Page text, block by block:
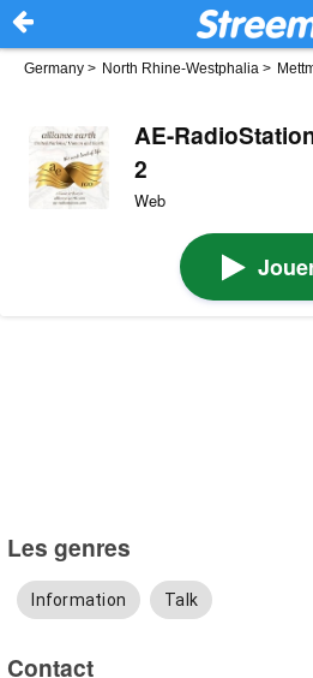
Germany > North Rhine-Westphalia >
AE-
2
Web
Les genres
Information Talk
Contact